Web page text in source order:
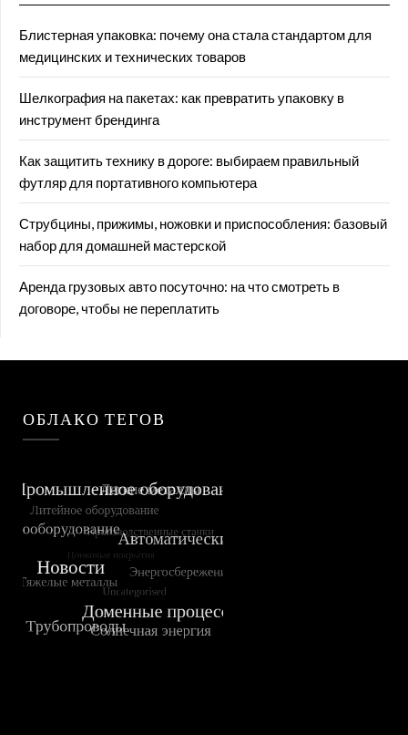
Блистерная упаковка: почему она стала стандартом для
медицинских и технических товаров
Шелкография на пакетах: как превратить упаковку в
инструмент брендинга
Как защитить технику в дороге: выбираем правильный
футляр для портативного компьютера
Струбцины, прижимы, ножовки и приспособления: базовый
набор для домашней мастерской
Аренда грузовых авто посуточно: на что смотреть в
договоре, чтобы не переплатить
ОБЛАКО ТЕГОВ